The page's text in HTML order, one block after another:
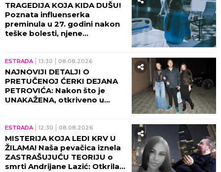
TRAGEDIJA KOJA KIDA DUŠU!
Poznata influenserka
preminula u 27. godini nakon
teške bolesti, njene
ESTRADA 13:30 08.08.2026
NAJNOVIJI DETALJI O
PRETUČENOJ ĆERKI DEJANA
PETROVIĆA: Nakon što je
UNAKAŽENA, otkriveno u
ESTRADA 12:30 08.08.2026
MISTERIJA KOJA LEDI KRV U
ŽILAMA! Naša pevačica iznela
ZASTRAŠUJUĆU TEORIJU o
smrti Andrijane Lazić: Otkrila